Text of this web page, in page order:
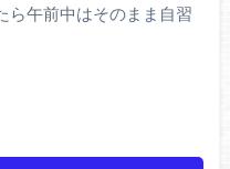
ら午前中はそのまま自習